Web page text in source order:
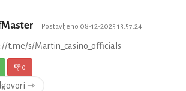
Postavljeno 08-12-2025 13:57:24
t.me/s/Martin_casino_officials
👎0
⇾